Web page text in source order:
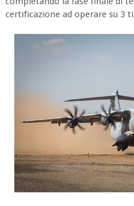
certificazione ad operare su 3